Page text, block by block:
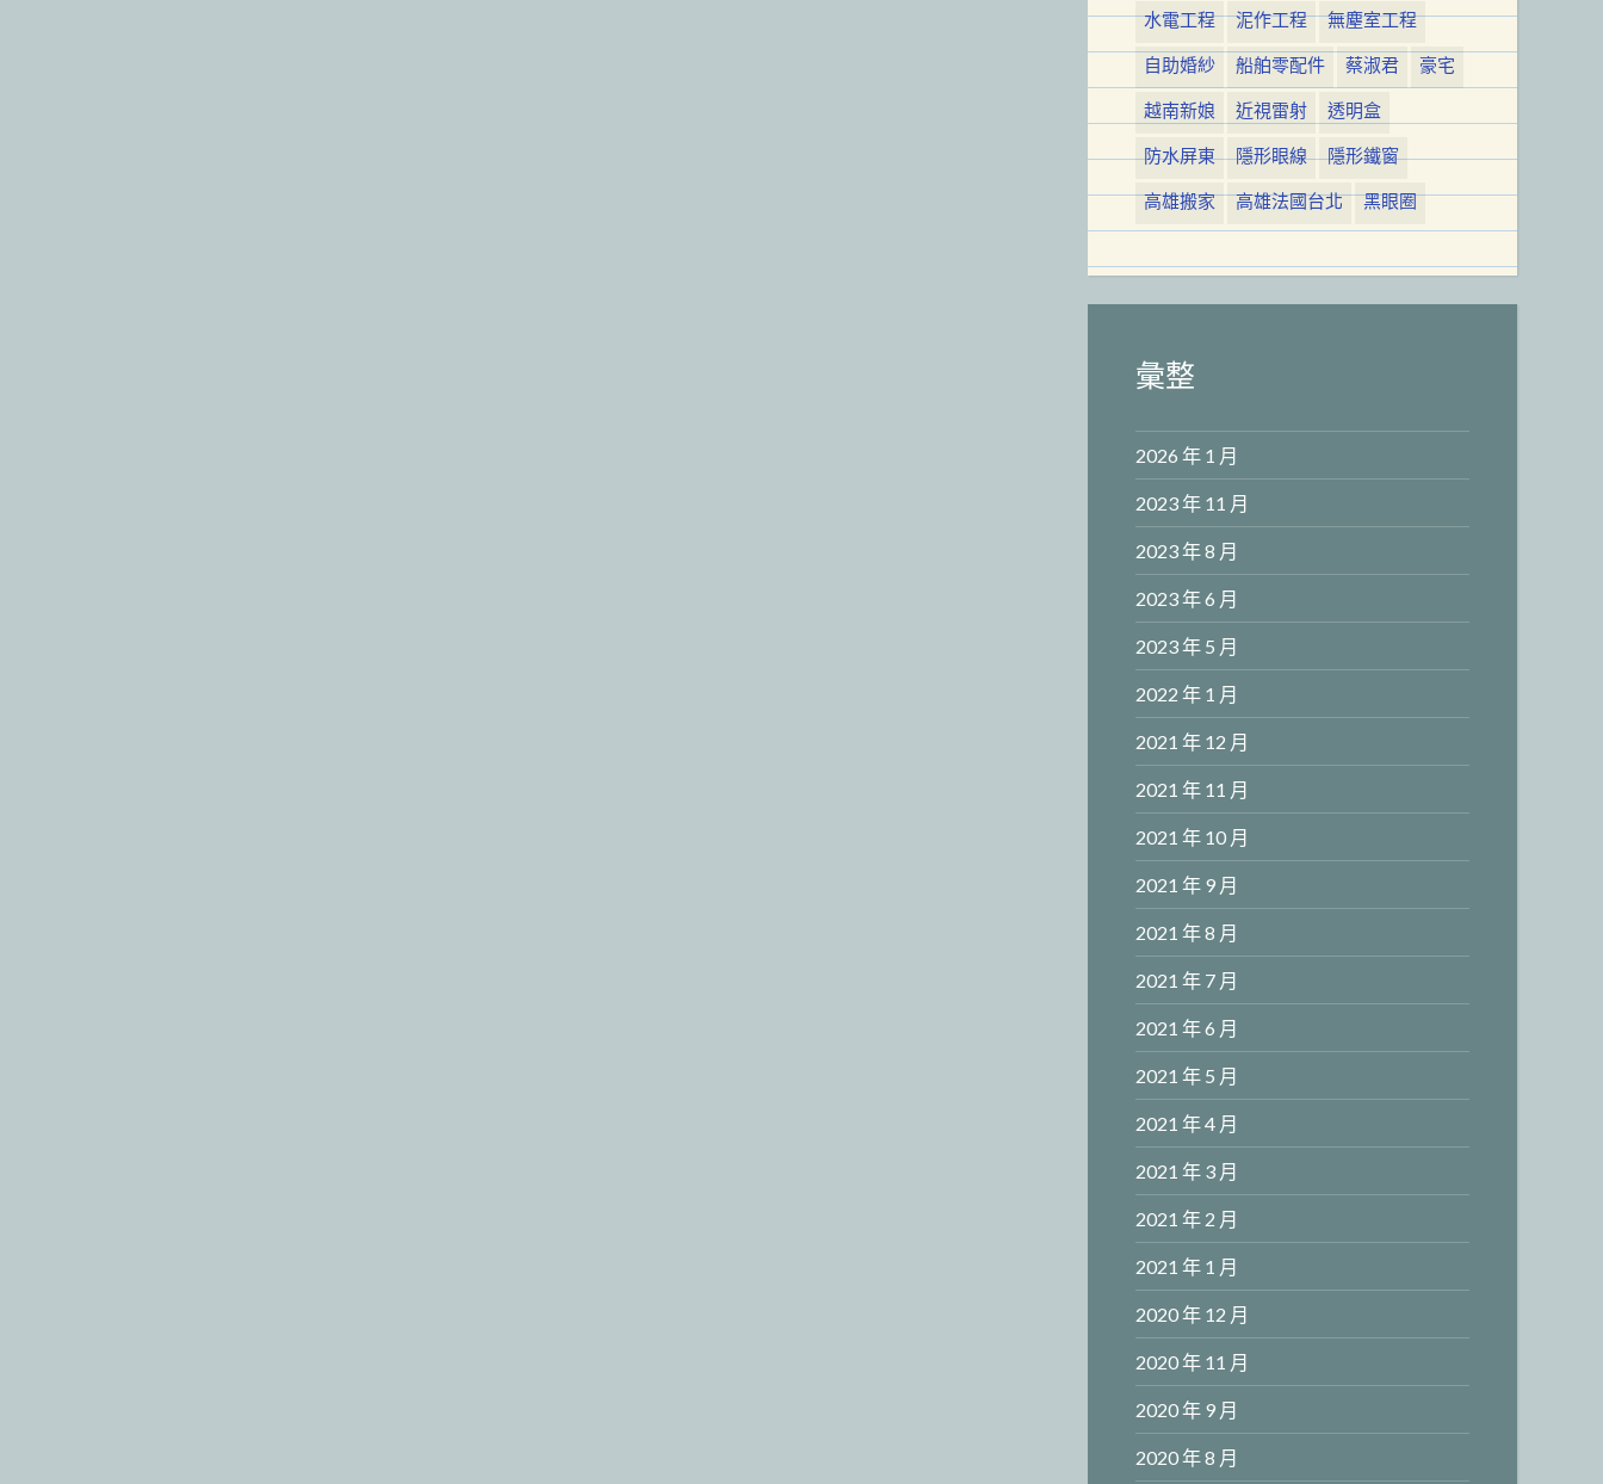
水電工程
泥作工程
無塵室工程
自助婚紗
船舶零配件 蔡淑君
豪宅
越南新娘
近視雷射
透明盒
防水屏東
隱形眼線
隱形鐵窗
高雄搬家
高雄法國台北 黑眼圈
彙整
2026 年 1 月
2023 年 11 月
2023 年 8 月
2023 年 6 月
2023 年 5 月
2022 年 1 月
2021 年 12 月
2021 年 11 月
2021 年 10 月
2021 年 9 月
2021 年 8 月
2021 年 7 月
2021 年 6 月
2021 年 5 月
2021 年 4 月
2021 年 3 月
2021 年 2 月
2021 年 1 月
2020 年 12 月
2020 年 11 月
2020 年 9 月
2020 年 8 月